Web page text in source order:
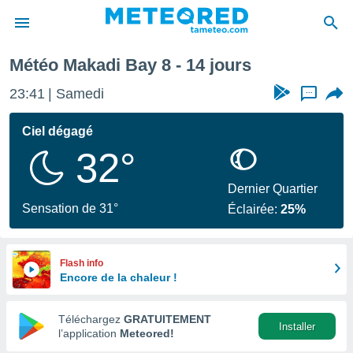
de
en
Météo Makadi Bay 8 - 14 jours
23:41 Samedi ...
Ciel dégagé
32°
Sensation de 31°
Dernier Quartier
Éclairée:25%
Flash info
Encore de la chaleur !
Téléchargez GRATUITEMENT
l’application Meteored!
Installer